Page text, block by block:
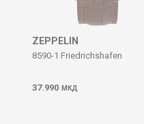
ZEPPELIN
8590-1 Friedrichshafen
37.990 МКД